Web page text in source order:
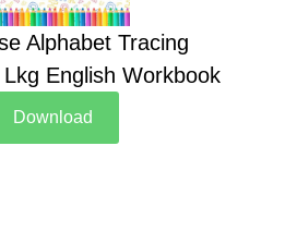
Alphabet Tracing
English Workbook
Download